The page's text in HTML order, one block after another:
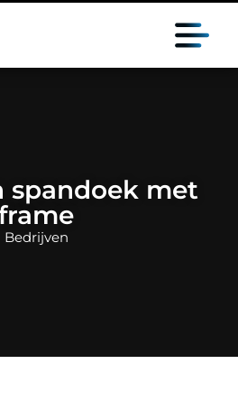
spandoek met
Bedrijven